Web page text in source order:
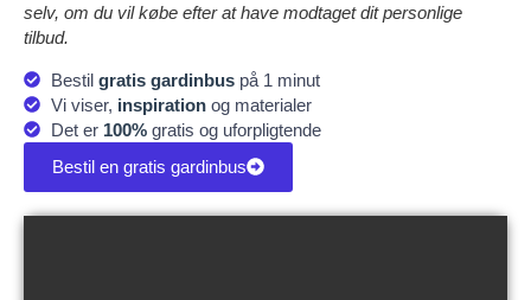
selv, om du vil købe efter at have modtaget dit personlige
tilbud.
Bestil gratis gardinbuspå 1 minut
Vi viser, inspirationog materialer
Det er 100%gratis og uforpligtende
Bestil en gratis gardinbus